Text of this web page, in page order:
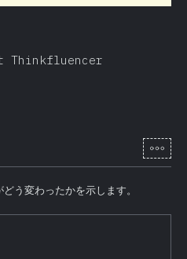
Thinkfluencer
[ja-
う変わったかを示します。